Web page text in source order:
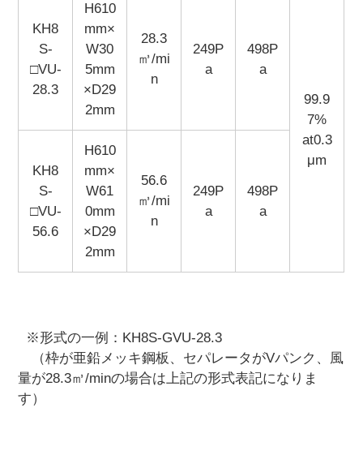
KH8
S-
□VU-
28.3
H610
mm×
W30
5mm
×D29
2mm
28.3
㎥/mi
n
249P
a
498P
a
99.9
7%
at0.3
μm
KH8
S-
□VU-
56.6
H610
mm×
W61
0mm
×D29
2mm
56.6
㎥/mi
n
249P
a
498P
a
※形式の一例：KH8S-GVU-28.3
（枠が亜鉛メッキ鋼板、セパレータがVパンク、風
量が28.3㎥/minの場合は上記の形式表記になりま
す）